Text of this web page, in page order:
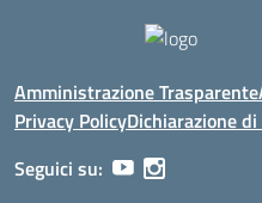
Amministrazione Trasparente
Privacy PolicyDichiarazione
Seguici su: